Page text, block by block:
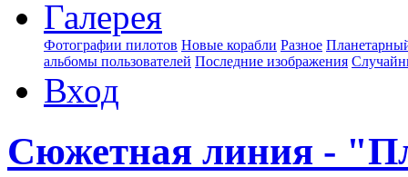
Галерея
Фотографии пилотов Новые корабли Разное
альбомы пользователей Последние изображения
Вход
Сюжетная линия -